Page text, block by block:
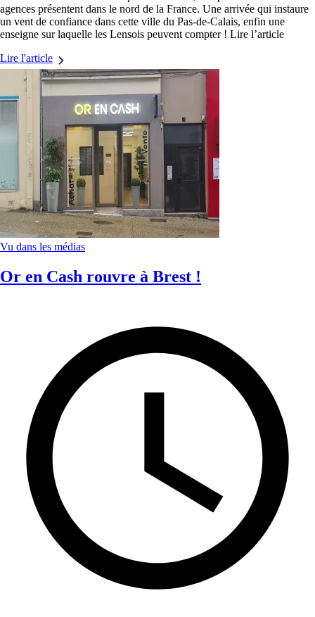
agences présentent dans le nord de la France. Une arrivée qui instaure
un vent de confiance dans cette ville du Pas-de-Calais, enfin une
enseigne sur laquelle les Lensois peuvent compter ! Lire l’article
Lire l'article
Vu dans les médias
Or en Cash rouvre à Brest !